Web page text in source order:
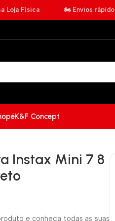
K&F Concept
Instax Mini 7 8
e conheça todas as suas
Loja Física 🏍️ Envios